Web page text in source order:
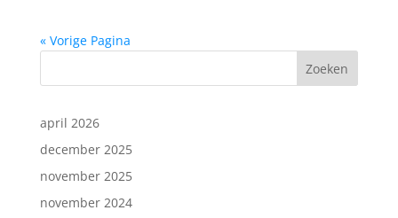
« Vorige Pagina
Zoeken
april 2026
december 2025
november 2025
november 2024